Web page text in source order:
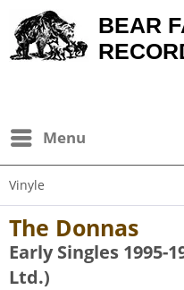
BEAR
Menu
Vinyle
The Donnas
Early Singles 1995-
Ltd.)